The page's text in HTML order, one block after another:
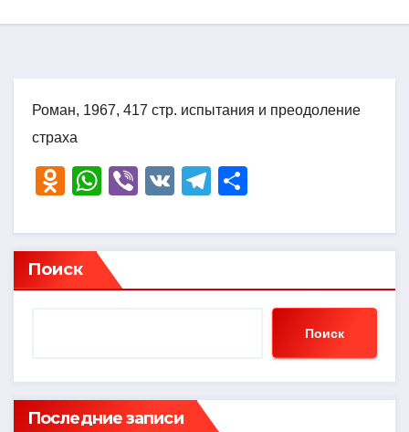
Роман, 1967, 417 стр. испытания и преодоление
страха
O
n
o
kl
ni
ki
W
at
s
A
Vi
er
V
T
e
a
р
в
ть
Поиск
Поиск
Последние записи